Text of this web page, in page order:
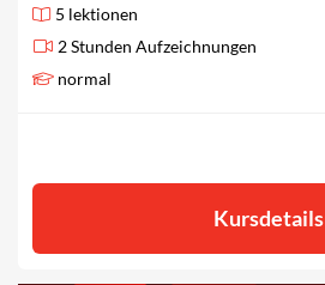
5 lektionen
2 Stunden Aufzeichnungen
normal
Kursdetails